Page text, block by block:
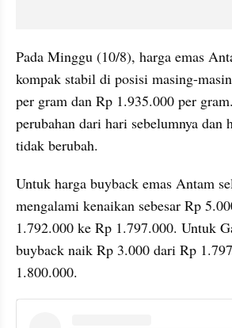
Pada Minggu (10/8), harga emas
kompak stabil di posisi masing-
per gram dan Rp 1.935.000 per
perubahan dari hari sebelumnya dan
tidak berubah.
Untuk harga buyback emas Antam
mengalami kenaikan sebesar Rp
1.792.000 ke Rp 1.797.000. Untuk
buyback naik Rp 3.000 dari Rp
1.800.000.